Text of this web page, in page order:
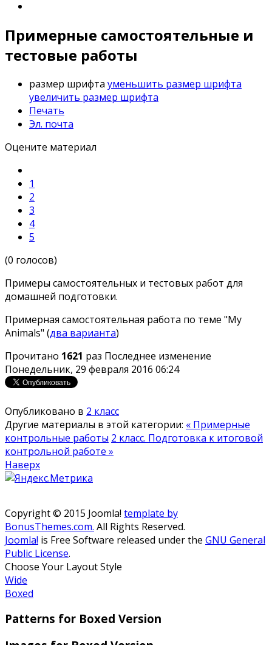
Примерные самостоятельные и
тестовые работы
размер шрифта уменьшить размер шрифта
увеличить размер шрифта
Печать
Эл. почта
Оцените материал
1
2
3
4
5
(0 голосов)
Примеры самостоятельных и тестовых работ для
домашней подготовки.
Примерная самостоятельная работа по теме "My
Animals" (два варианта)
Прочитано 1621 раз Последнее изменение
Понедельник, 29 февраля 2016 06:24
Опубликовано в 2 класс
Другие материалы в этой категории: « Примерные
контрольные работы 2 класс. Подготовка к итоговой
контрольной работе »
Наверх
Copyright © 2015 Joomla! template by
BonusThemes.com. All Rights Reserved.
Joomla! is Free Software released under the GNU General
Public License.
Choose Your Layout Style
Wide
Boxed
Patterns for Boxed Version